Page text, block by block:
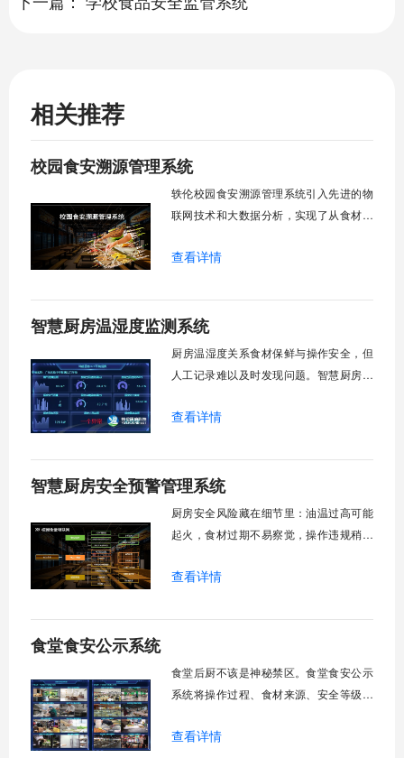
相关推荐
校园食安溯源管理系统
轶伦校园食安溯源管理系统引入先进的物
联网技术和大数据分析，实现了从食材采
化管理。食堂出入库自动称重记录，发生
查看详情
智慧厨房温湿度监测系统
​厨房温湿度关系食材保鲜与操作安全，但
人工记录难以及时发现问题。智慧厨房温
动，让冷藏库不超温、烹饪区不潮闷、消
标自动除湿，历史数据随时可查，为后厨
环境装上“数字哨兵”。
查看详情
智慧厨房安全预警管理系统
厨房安全风险藏在细节里：油温过高可能
起火，食材过期不易察觉，操作违规稍纵
睛盯住每个隐患点，让油锅冒烟前自动控
生时秒级告警。从预警到处置，用科技筑
查看详情
食堂食安公示系统
食堂后厨不该是神秘禁区。食堂食安公示
系统将操作过程、食材来源、安全等级晒
子公示，让家长看得见、学生查得到、监
查看详情